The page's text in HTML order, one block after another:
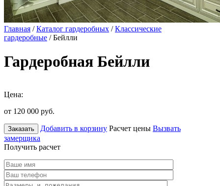
Главная /Каталог гардеробных /Классические
гардеробные / Бейлли
Гардеробная Бейлли
Цена:
от 120 000 руб.
Заказать Добавить в корзину Расчет цены Вызвать
замерщика
Получить расчет